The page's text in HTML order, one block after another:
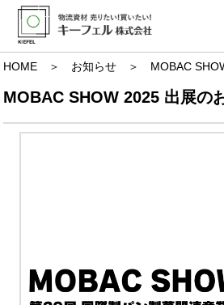
HOME ＞ お知らせ ＞ MOBAC
MOBAC SHOW 2025 出展の